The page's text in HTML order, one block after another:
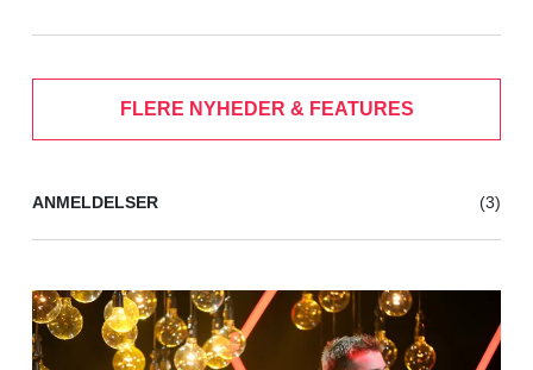
FLERE NYHEDER & FEATURES
ANMELDELSER (3)